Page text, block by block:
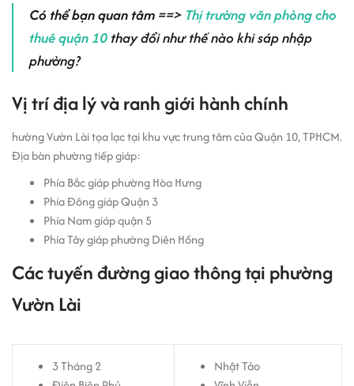
Có thể bạn quan tâm ==> Thị trường văn phòng cho
thuê quận 10 thay đổi như thế nào khi sáp nhập
phường?
Vị trí địa lý và ranh giới hành chính
hường Vườn Lài tọa lạc tại khu vực trung tâm của Quận 10, TPHCM.
Địa bàn phường tiếp giáp:
Phía Bắc giáp phường Hòa Hưng
Phía Đông giáp Quận 3
Phía Nam giáp quận 5
Phía Tây giáp phường Diên Hồng
Các tuyến đường giao thông tại phường
Vườn Lài
3 Tháng 2
Nhật Tảo